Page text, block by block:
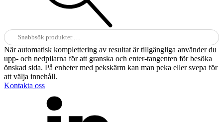
Sök
efter:
När automatisk komplettering av resultat är tillgängliga använder du
upp- och nedpilarna för att granska och enter-tangenten för besöka
önskad sida. På enheter med pekskärm kan man peka eller svepa för
att välja innehåll.
Kontakta oss